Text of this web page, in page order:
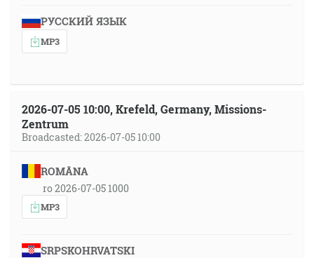
РУССКИЙ ЯЗЫК
MP3
2026-07-05 10:00, Krefeld, Germany, Missions-
Zentrum
Broadcasted: 2026-07-05 10:00
ROMÂNA
ro 2026-07-05 1000
MP3
SRPSKOHRVATSKI